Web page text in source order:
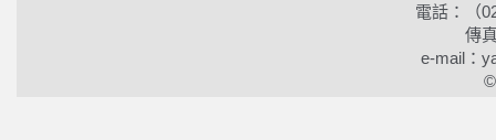
電話：（
傳
e-mail：